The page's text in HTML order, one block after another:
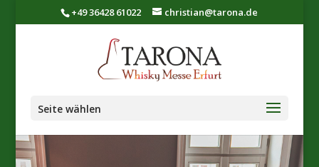
+49 36428 61022 christian@tarona.de
Seite wählen